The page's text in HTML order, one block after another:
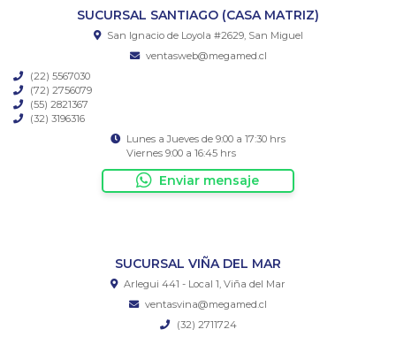
SUCURSAL SANTIAGO (CASA MATRIZ)
San Ignacio de Loyola #2629, San Miguel
ventasweb@megamed.cl
(22) 5567030
(72) 2756079
(55) 2821367
(32) 3196316
Lunes a Jueves de 9:00 a 17:30 hrs
Viernes 9:00 a 16:45 hrs
Enviar mensaje
SUCURSAL VIÑA DEL MAR
Arlegui 441 - Local 1, Viña del Mar
ventasvina@megamed.cl
(32) 2711724